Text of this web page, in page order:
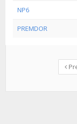
NP6
PREMDOR